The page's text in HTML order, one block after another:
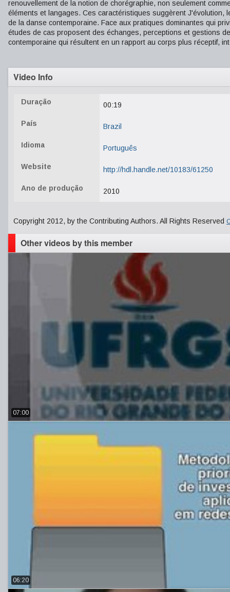
renouvellement de la notion de chorégraphie, non seulement
éléments et langages. Ces caractéristiques suggèrent J'évolution,
de la danse contemporaine. Face aux pratiques dominantes qui
études de cas proposent des échanges, perceptions et gestions
contemporaine qui résultent en un rapport au corps plus réceptif,
Video Info
Duração 00:19
País Brazil
Idioma Português
Website http://hdl.handle.net/10183/61250
Ano de produção 2010
Copyright 2012, by the Contributing Authors. All Rights Reserved
Other videos by this member
07:00
06:20